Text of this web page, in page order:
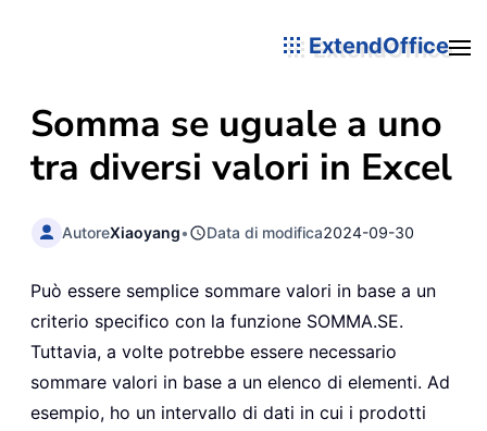
ExtendOffice
Somma se uguale a uno
tra diversi valori in Excel
AutoreXiaoyang• Data di modifica2024-09-30
Può essere semplice sommare valori in base a un
criterio specifico con la funzione SOMMA.SE.
Tuttavia, a volte potrebbe essere necessario
sommare valori in base a un elenco di elementi. Ad
esempio, ho un intervallo di dati in cui i prodotti